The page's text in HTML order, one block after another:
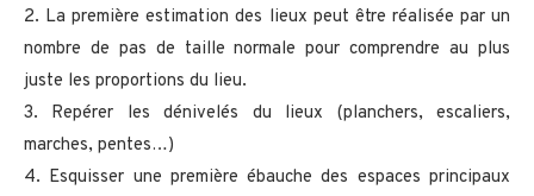
2. La première estimation des lieux peut être réalisée par un
nombre de pas de taille normale pour comprendre au plus
juste les proportions du lieu.
3. Repérer les dénivelés du lieux (planchers, escaliers,
marches, pentes…)
4. Esquisser une première ébauche des espaces principaux